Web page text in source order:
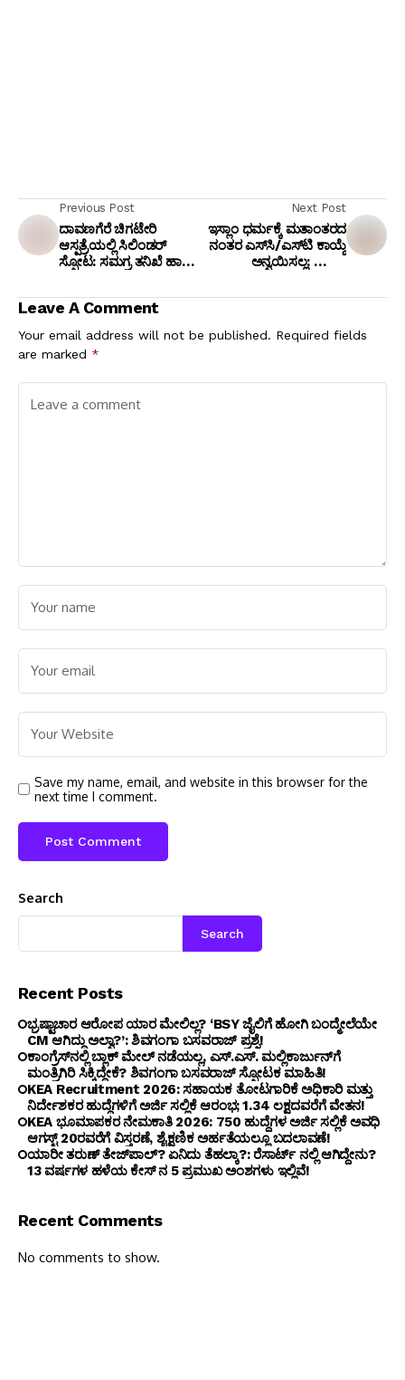
Previous Post
ದಾವಣಗೆರೆ ಚಿಗಟೇರಿ
ಆಸ್ಪತ್ರೆಯಲ್ಲಿ ಸಿಲಿಂಡರ್
ಸ್ಫೋಟ: ಸಮಗ್ರ ತನಿಖೆ ಹಾಗೂ
SDPI ಆಗ್ರಹ
Next Post
ಇಸ್ಲಾಂ ಧರ್ಮಕ್ಕೆ ಮತಾಂತರದ
ನಂತರ ಎಸ್‌ಸಿ/ಎಸ್‌ಟಿ ಕಾಯ್ದೆ
ಅನ್ವಯಿಸಲ್ಲ: ಬಾಂಬೆ
Leave A Comment
Your email address will not be published. Required fields
are marked *
Save my name, email, and website in this browser for the
next time I comment.
Search
Search
Recent Posts
ಭ್ರಷ್ಟಾಚಾರ ಆರೋಪ ಯಾರ ಮೇಲಿಲ್ಲ? ‘BSY ಜೈಲಿಗೆ ಹೋಗಿ ಬಂದ್ಮೇಲೆಯೇ
CM ಆಗಿದ್ದು ಅಲ್ವಾ?’: ಶಿವಗಂಗಾ ಬಸವರಾಜ್ ಪ್ರಶ್ನೆ!
ಕಾಂಗ್ರೆಸ್‌ನಲ್ಲಿ ಬ್ಲಾಕ್ ಮೇಲ್ ನಡೆಯಲ್ಲ, ಎಸ್.ಎಸ್. ಮಲ್ಲಿಕಾರ್ಜುನ್‌ಗೆ
ಮಂತ್ರಿಗಿರಿ ಸಿಕ್ಕಿದ್ದೇಕೆ? ಶಿವಗಂಗಾ ಬಸವರಾಜ್ ಸ್ಫೋಟಕ ಮಾಹಿತಿ!
KEA Recruitment 2026: ಸಹಾಯಕ ತೋಟಗಾರಿಕೆ ಅಧಿಕಾರಿ ಮತ್ತು
ನಿರ್ದೇಶಕರ ಹುದ್ದೆಗಳಿಗೆ ಅರ್ಜಿ ಸಲ್ಲಿಕೆ ಆರಂಭ; ₹1.34 ಲಕ್ಷದವರೆಗೆ ವೇತನ!
KEA ಭೂಮಾಪಕರ ನೇಮಕಾತಿ 2026: 750 ಹುದ್ದೆಗಳ ಅರ್ಜಿ ಸಲ್ಲಿಕೆ ಅವಧಿ
ಆಗಸ್ಟ್ 20ರವರೆಗೆ ವಿಸ್ತರಣೆ, ಶೈಕ್ಷಣಿಕ ಅರ್ಹತೆಯಲ್ಲೂ ಬದಲಾವಣೆ!
ಯಾರೀ ತರುಣ್ ತೇಜ್‌ಪಾಲ್? ಏನಿದು ತೆಹಲ್ಕಾ?: ರೆಸಾರ್ಟ್ ನಲ್ಲಿ ಆಗಿದ್ದೇನು?
13 ವರ್ಷಗಳ ಹಳೆಯ ಕೇಸ್ ನ 5 ಪ್ರಮುಖ ಅಂಶಗಳು ಇಲ್ಲಿವೆ!
Recent Comments
No comments to show.